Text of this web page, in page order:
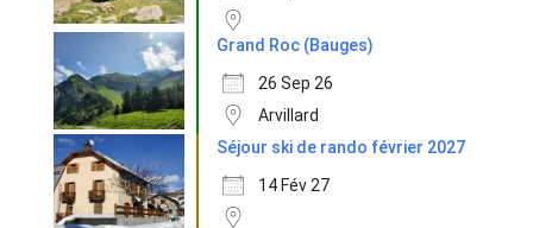
Grand Roc (Bauges)
26 Sep 26
Arvillard
Séjour ski de rando février 2027
14 Fév 27